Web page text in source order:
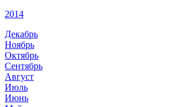
2014
Декабрь
Ноябрь
Октябрь
Сентябрь
Август
Июль
Июнь